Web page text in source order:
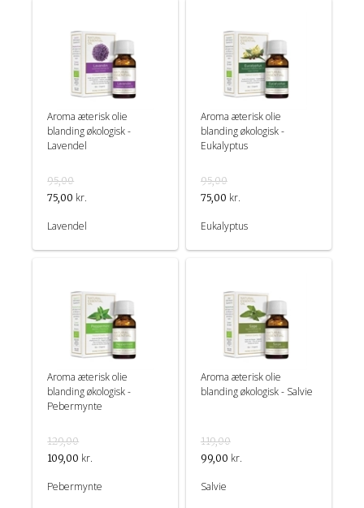
Aroma æterisk olie
blanding økologisk -
Lavendel
95,00
75,00 kr.
Lavendel
Aroma æterisk olie
blanding økologisk -
Eukalyptus
95,00
75,00 kr.
Eukalyptus
Aroma æterisk olie
blanding økologisk -
Pebermynte
129,00
109,00 kr.
Pebermynte
Aroma æterisk olie
blanding økologisk - Salvie
119,00
99,00 kr.
Salvie